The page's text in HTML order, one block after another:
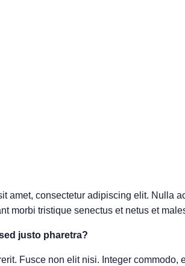
amet, consectetur adipiscing elit. Nulla
morbi tristique senectus et netus et
justo pharetra?
Fusce non elit nisi. Integer